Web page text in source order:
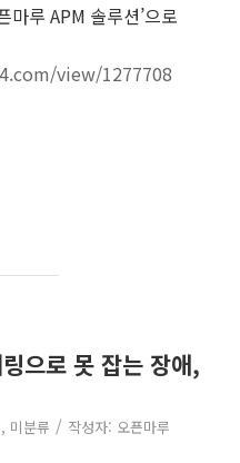
마루 APM 솔루션’으로
view/1277708
으로 못 잡는 장애,
, 미분류 / 작성자: 오픈마루